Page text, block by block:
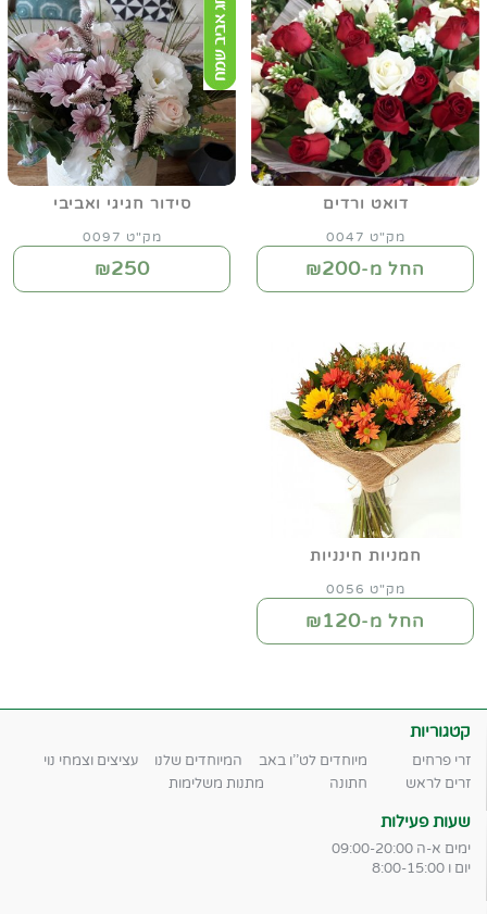
דואט ורדים
מק"ט 0047
החל מ-₪200
סידור חגיגי ואביבי
מק"ט 0097
₪250
חמניות חינניות
מק"ט 0056
החל מ-₪120
קטגוריות
זרי פרחים מיוחדים לט''ו באב המיוחדים שלנו
עציצים וצמחי נוי
זרים לראש
חתונה מתנות משלימות
שעות פעילות
ימים א-ה 09:00-20:00
יום ו 8:00-15:00